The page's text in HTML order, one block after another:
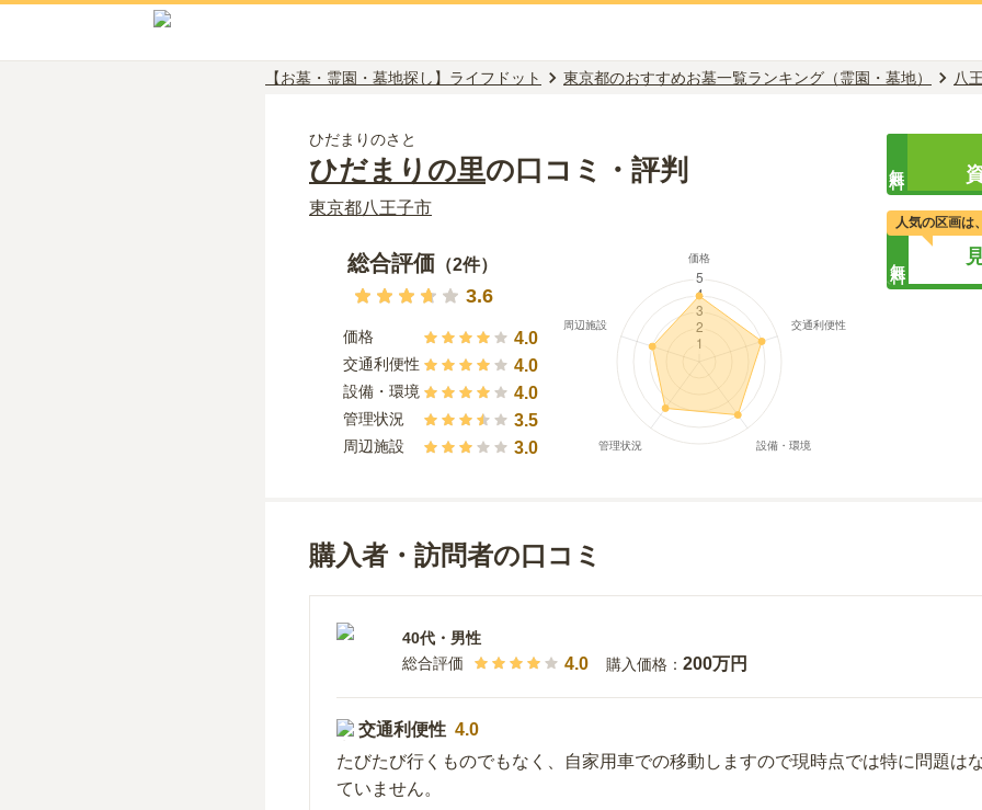
【お墓・霊園・墓地探し】ライフドット 東京都のおすすめお墓一覧ランキング（霊園・墓地） 八
ひだまりのさと
ひだまりの里の口コミ・評判
東京都八王子市
総合評価 （2件）
3.6
価格 4.0
交通利便性 4.0
設備・環境 4.0
管理状況 3.5
周辺施設 3.0
人気の区画は
購入者・訪問者の口コミ
40代 ・ 男性
総合評価
4.0 購入価格： 200万円
交通利便性 4.0
たびたび行くものでもなく、自家用車での移動しますので現時点では特に問題は
ていません。